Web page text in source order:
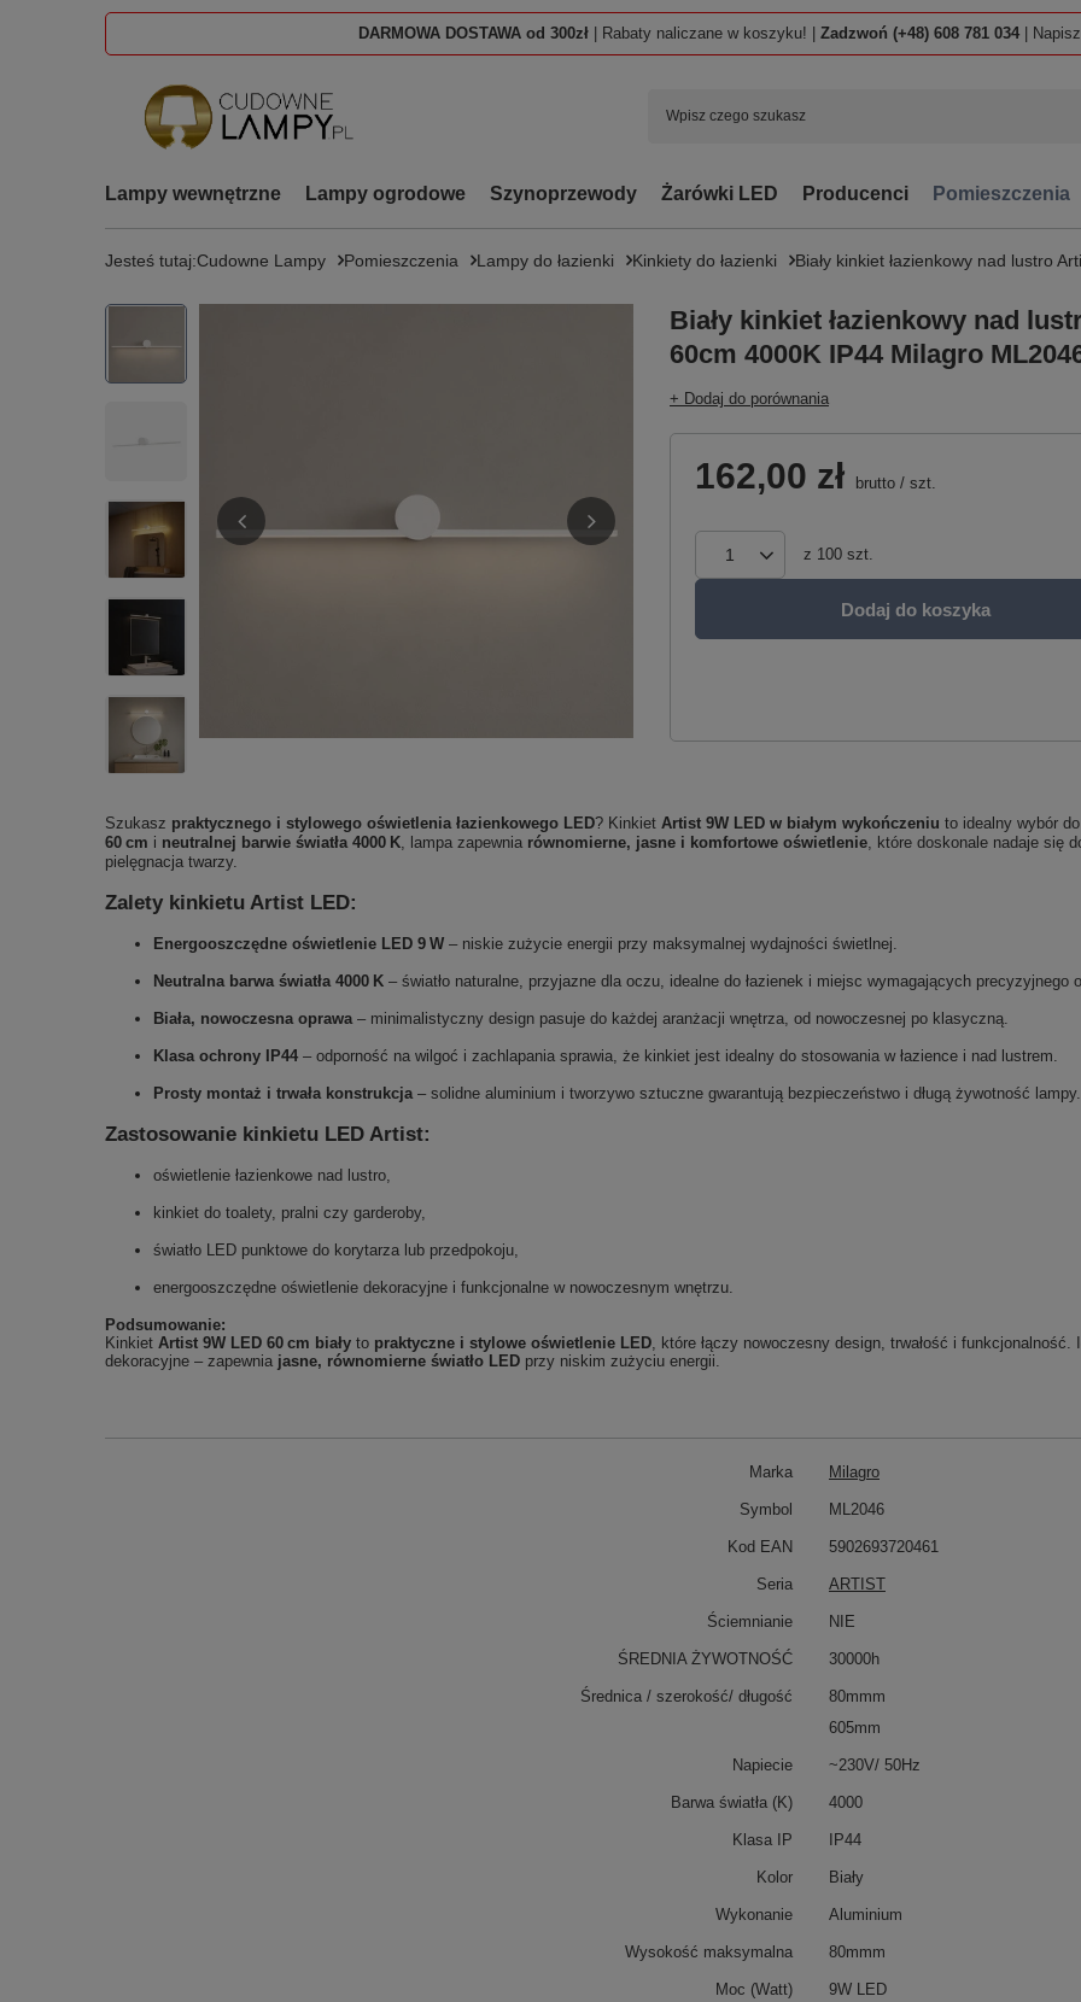
DARMOWA DOSTAWA od 300zł | Rabaty naliczane w koszyku! | Zadzwoń (+48) 608 781 034 |
Lampy wewnętrzne Lampy ogrodowe Szynoprzewody Żarówki LED Producenci Pomieszczenia
Jesteś tutaj:Cudowne Lampy Pomieszczenia Lampy do łazienki Kinkiety do łazienki Biały kinkiet łazienkowy nad lustro
Biały kinkiet łazienkowy nad
60cm 4000K IP44 Milagro
+ Dodaj do porównania
162,00 zł brutto / szt.
z 100 szt.
Dodaj do koszyka
Szukasz praktycznego i stylowego oświetlenia łazienkowego LED? Kinkiet Artist 9W LED w białym wykończeniu to idealny wybór
60 cm i neutralnej barwie światła 4000 K, lampa zapewnia równomierne, jasne i komfortowe oświetlenie, które doskonale nadaje się
pielęgnacja twarzy.
Zalety kinkietu Artist LED:
Energooszczędne oświetlenie LED 9 W – niskie zużycie energii przy maksymalnej wydajności świetlnej.
Neutralna barwa światła 4000 K – światło naturalne, przyjazne dla oczu, idealne do łazienek i miejsc wymagających precyzyjnego
Biała, nowoczesna oprawa– minimalistyczny design pasuje do każdej aranżacji wnętrza, od nowoczesnej po klasyczną.
Klasa ochrony IP44 – odporność na wilgoć i zachlapania sprawia, że kinkiet jest idealny do stosowania w łazience i nad lustrem.
Prosty montaż i trwała konstrukcja– solidne aluminium i tworzywo sztuczne gwarantują bezpieczeństwo i długą żywotność lampy.
Zastosowanie kinkietu LED Artist:
oświetlenie łazienkowe nad lustro,
kinkiet do toalety, pralni czy garderoby,
światło LED punktowe do korytarza lub przedpokoju,
energooszczędne oświetlenie dekoracyjne i funkcjonalne w nowoczesnym wnętrzu.
Podsumowanie:
Kinkiet Artist 9W LED 60 cm biały to praktyczne i stylowe oświetlenie LED, które łączy nowoczesny design, trwałość i
dekoracyjne – zapewnia jasne, równomierne światło LED przy niskim zużyciu energii.
Marka Milagro
Symbol ML2046
Kod EAN 5902693720461
Seria ARTIST
Ściemnianie NIE
ŚREDNIA ŻYWOTNOŚĆ 30000h
Średnica / szerokość/ długość
80mmm
605mm
Napiecie ~230V/ 50Hz
Barwa światła (K) 4000
Klasa IP IP44
Kolor Biały
Wykonanie Aluminium
Wysokość maksymalna 80mmm
Moc (Watt) 9W LED